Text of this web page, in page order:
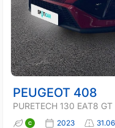
PEUGEOT 408
PURETECH 130 EAT8 GT
2023